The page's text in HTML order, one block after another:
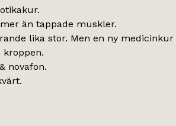
än tappade muskler.
lika stor. Men en ny
kroppen.
novafon.